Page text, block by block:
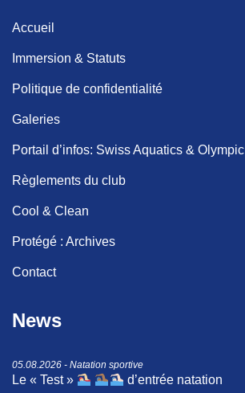
Accueil
Immersion & Statuts
Politique de confidentialité
Galeries
Portail d’infos: Swiss Aquatics & Olympic
Règlements du club
Cool & Clean
Protégé : Archives
Contact
News
05.08.2026 - Natation sportive
Le « Test » d’entrée natation